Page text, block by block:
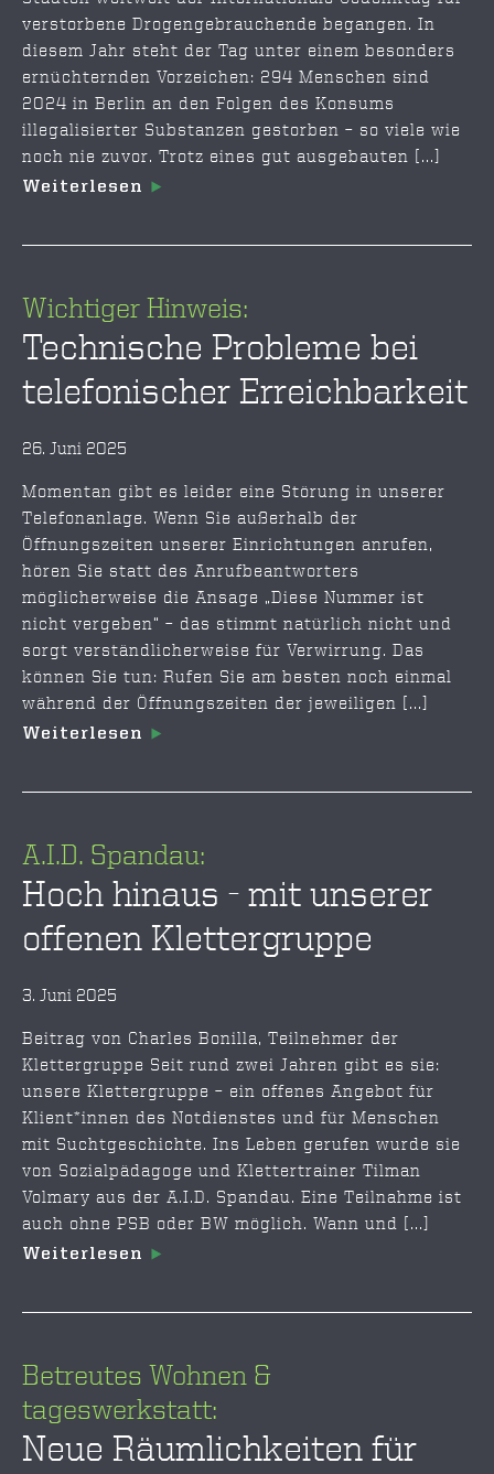
verstorbene Drogengebrauchende begangen. In
diesem Jahr steht der Tag unter einem besonders
ernüchternden Vorzeichen: 294 Menschen sind
2024 in Berlin an den Folgen des Konsums
illegalisierter Substanzen gestorben – so viele wie
noch nie zuvor. Trotz eines gut ausgebauten [...]
Weiterlesen
Wichtiger Hinweis:
Technische Probleme bei
telefonischer Erreichbarkeit
26. Juni 2025
Momentan gibt es leider eine Störung in unserer
Telefonanlage. Wenn Sie außerhalb der
Öffnungszeiten unserer Einrichtungen anrufen,
hören Sie statt des Anrufbeantworters
möglicherweise die Ansage „Diese Nummer ist
nicht vergeben“ – das stimmt natürlich nicht und
sorgt verständlicherweise für Verwirrung. Das
können Sie tun: Rufen Sie am besten noch einmal
während der Öffnungszeiten der jeweiligen [...]
Weiterlesen
A.I.D. Spandau:
Hoch hinaus - mit unserer
offenen Klettergruppe
3. Juni 2025
Beitrag von Charles Bonilla, Teilnehmer der
Klettergruppe Seit rund zwei Jahren gibt es sie:
unsere Klettergruppe – ein offenes Angebot für
Klient*innen des Notdienstes und für Menschen
mit Suchtgeschichte. Ins Leben gerufen wurde sie
von Sozialpädagoge und Klettertrainer Tilman
Volmary aus der A.I.D. Spandau. Eine Teilnahme ist
auch ohne PSB oder BW möglich. Wann und [...]
Weiterlesen
Betreutes Wohnen &
tageswerkstatt:
Neue Räumlichkeiten für